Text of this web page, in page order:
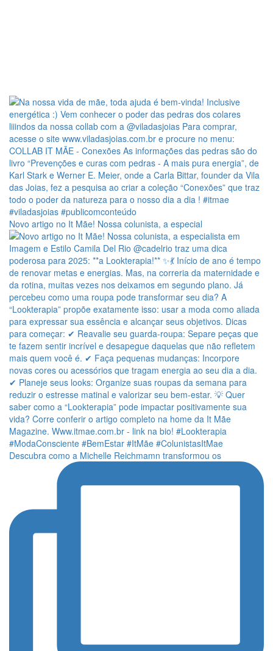
Novo artigo no It Mãe! Nossa colunista, a especial
Descubra como a Michelle Reichmamn transformou os